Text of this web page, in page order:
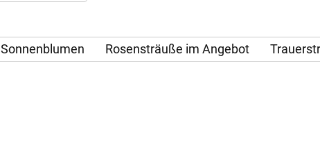
Sonnenblumen Rosensträuße im Angebot